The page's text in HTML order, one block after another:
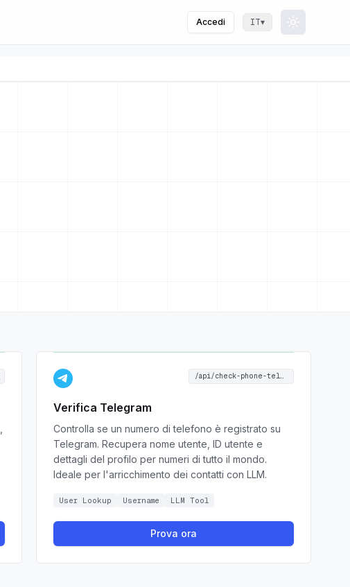
Accedi IT▾
Toggle
Verifica Telegram
Controlla se un numero di telefono è registrato su
Telegram. Recupera nome utente, ID utente e
dettagli del profilo per numeri di tutto il mondo.
Ideale per l'arricchimento dei contatti con LLM.
User Lookup Username LLM Tool
Prova ora